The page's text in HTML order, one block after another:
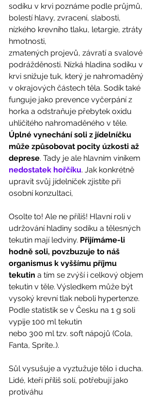
sodíku v krvi poznáme podle průjmů,
bolestí hlavy, zvracení, slabosti,
nízkého krevního tlaku, letargie, ztráty
hmotnosti,
zmatených projevů, závratí a svalové
podrážděnosti. Nízká hladina sodíku v
krvi snižuje tuk, který je nahromaděný
v okrajových částech těla. Sodík také
funguje jako prevence vyčerpání z
horka a odstraňuje přebytek oxidu
uhličitého nahromaděného v těle.
Úplné vynechání soli z jídelníčku
může způsobovat pocity úzkosti až
deprese. Tady je ale hlavním viníkem
nedostatek hořčíku. Jak konkrétně
upravit svůj jídelníček zjistíte při
osobní konzultaci,
Osolte to! Ale ne příliš! Hlavní roli v
udržování hladiny sodíku a tělesných
tekutin mají ledviny. Přijímáme-li
hodně soli, povzbuzuje to náš
organismus k vyššímu příjmu
tekutin a tím se zvýší i celkový objem
tekutin v těle. Výsledkem může být
vysoký krevní tlak neboli hypertenze.
Podle statistik se v Česku na 1 g soli
vypije 100 ml tekutin
nebo 300 ml tzv. soft nápojů (Cola,
Fanta, Sprite..).
Sůl vysušuje a vyztužuje tělo i ducha.
Lidé, kteří příliš solí, potřebují jako
protiváhu